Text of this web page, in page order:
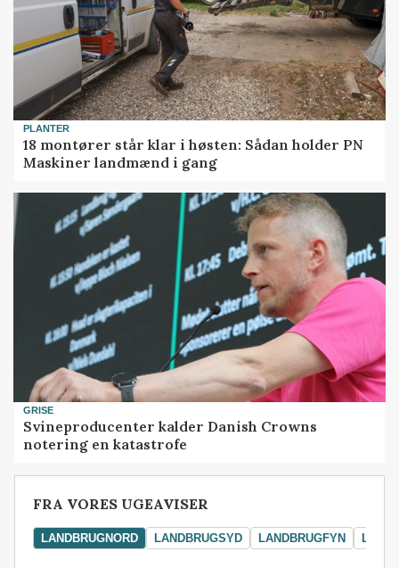
PLANTER
18 montører står klar i høsten: Sådan holder PN
Maskiner landmænd i gang
GRISE
Svineproducenter kalder Danish Crowns
notering en katastrofe
FRA VORES UGEAVISER
LANDBRUGNORD LANDBRUGSYD LANDBRUGFYN